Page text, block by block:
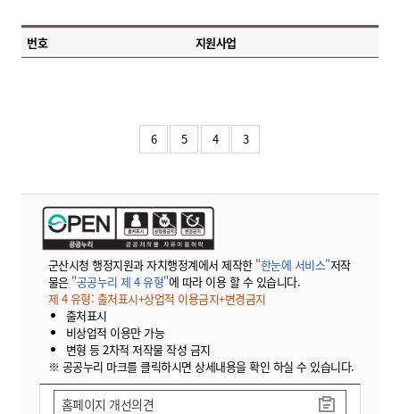
번호 지원사업
6 5 4 3
군산시청 행정지원과 자치행정계에서 제작한 "한눈에 서비스"저작
물은 "공공누리 제 4 유형"에 따라 이용 할 수 있습니다.
제 4 유형: 출처표시+상업적 이용금지+변경금지
출처표시
비상업적 이용만 가능
변형 등 2차적 저작물 작성 금지
※ 공공누리 마크를 클릭하시면 상세내용을 확인 하실 수 있습니다.
홈페이지 개선의견